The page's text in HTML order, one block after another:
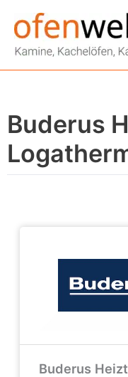
Inhalt
springen
Buderus
Buderus